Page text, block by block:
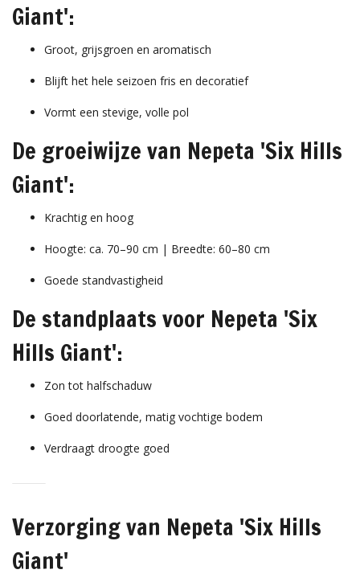
Giant':
Groot, grijsgroen en aromatisch
Blijft het hele seizoen fris en decoratief
Vormt een stevige, volle pol
De groeiwijze van Nepeta 'Six Hills
Giant':
Krachtig en hoog
Hoogte: ca. 70–90 cm | Breedte: 60–80 cm
Goede standvastigheid
De standplaats voor Nepeta 'Six
Hills Giant':
Zon tot halfschaduw
Goed doorlatende, matig vochtige bodem
Verdraagt droogte goed
Verzorging van Nepeta 'Six Hills
Giant'